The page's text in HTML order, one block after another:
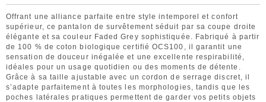
Offrant une alliance parfaite entre style intemporel et confort
supérieur, ce pantalon de survêtement séduit par sa coupe droite
élégante et sa couleur Faded Grey sophistiquée. Fabriqué à partir
de 100 % de coton biologique certifié OCS100, il garantit une
sensation de douceur inégalée et une excellente respirabilité,
idéales pour un usage quotidien ou des moments de détente.
Grâce à sa taille ajustable avec un cordon de serrage discret, il
s’adapte parfaitement à toutes les morphologies, tandis que les
poches latérales pratiques permettent de garder vos petits objets